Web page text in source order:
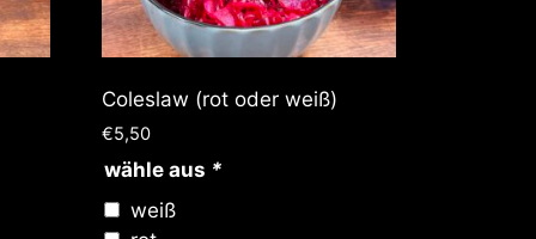
Coleslaw (rot oder weiß)
€5,50
wähle aus *
weiß